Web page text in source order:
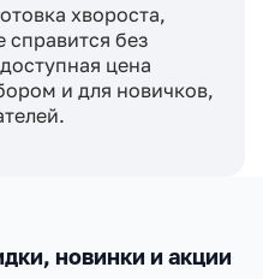
хвороста,
справится без
цена
и для новичков,
новинки и акции